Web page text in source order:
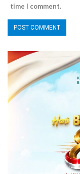
time I comment.